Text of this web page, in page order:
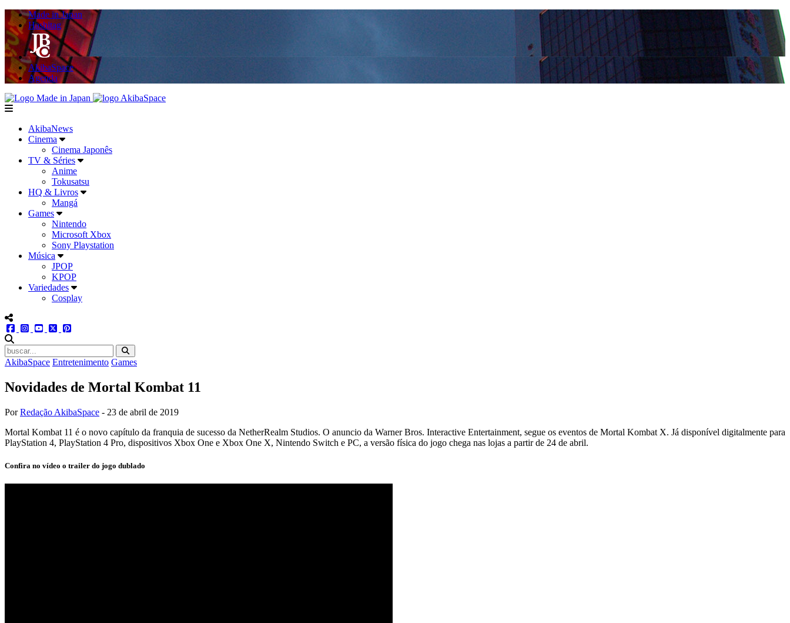
Made in Japan
Hashitag
AkibaSpace
Agenda
Powered By Made in Japan
AkibaSpace
menu
AkibaNews
Cinema
Cinema Japonês
TV & Séries
Anime
Tokusatsu
HQ & Livros
Mangá
Games
Nintendo
Microsoft Xbox
Sony Playstation
Música
JPOP
KPOP
Variedades
Cosplay
menu redes social
facebookinstagram
youtube
twitter
AkibaSpace Entretenimento Games
Novidades de Mortal Kombat 11
PorRedação AkibaSpace - 23 de abril de 2019
Mortal Kombat 11 é o novo capítulo da franquia de sucesso da NetherRealm Studios. O anuncio da Warner Bros. Interactive Entertainment, segue os eventos de Mortal Kombat X. Já disponível digitalmente para
PlayStation 4, PlayStation 4 Pro, dispositivos Xbox One e Xbox One X, Nintendo Switch e PC, a versão física do jogo chega nas lojas a partir de 24 de abril.
Confira no vídeo o trailer do jogo dublado